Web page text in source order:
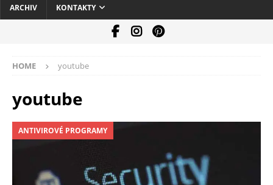
ARCHIV KONTAKTY
HOME youtube
youtube
ANTIVIROVÉ PROGRAMY